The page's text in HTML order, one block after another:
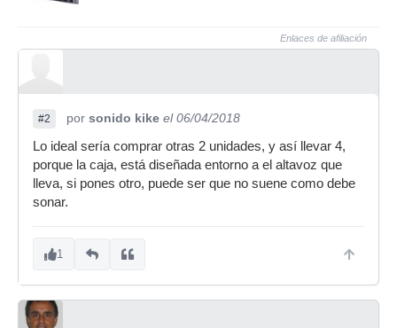
Enlaces de afiliación
#2 por sonido kike el 06/04/2018
Lo ideal sería comprar otras 2 unidades, y así llevar 4,
porque la caja, está diseñada entorno a el altavoz que
lleva, si pones otro, puede ser que no suene como debe
sonar.
1